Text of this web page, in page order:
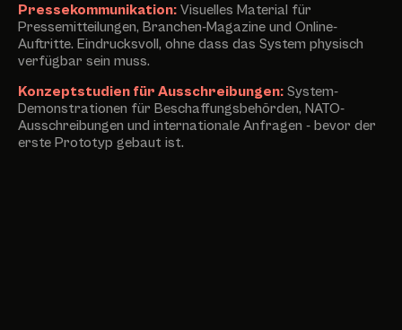
Pressekommunikation:Visuelles Material für
Pressemitteilungen, Branchen-Magazine und Online-
Auftritte. Eindrucksvoll, ohne dass das System physisch
verfügbar sein muss.
Konzeptstudien für Ausschreibungen:System-
Demonstrationen für Beschaffungsbehörden, NATO-
Ausschreibungen und internationale Anfragen - bevor der
erste Prototyp gebaut ist.